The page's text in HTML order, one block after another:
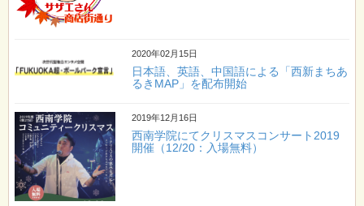
2020年02月15日
日本語、英語、中国語による「西新まちあ
るきMAP」を配布開始
2019年12月16日
西南学院にてクリスマスコンサート2019
開催（12/20：入場無料）